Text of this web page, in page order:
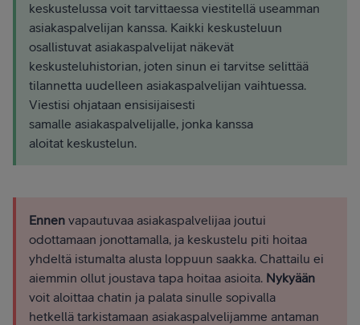
keskustelussa voit tarvittaessa viestitellä useamman
asiakaspalvelijan kanssa. Kaikki keskusteluun
osallistuvat asiakaspalvelijat näkevät
keskusteluhistorian, joten sinun ei tarvitse selittää
tilannetta uudelleen asiakaspalvelijan vaihtuessa.
Viestisi ohjataan ensisijaisesti
samalle asiakaspalvelijalle, jonka kanssa
aloitat keskustelun.
Ennen vapautuvaa asiakaspalvelijaa joutui
odottamaan jonottamalla, ja keskustelu piti hoitaa
yhdeltä istumalta alusta loppuun saakka. Chattailu ei
aiemmin ollut joustava tapa hoitaa asioita. Nykyään
voit aloittaa chatin ja palata sinulle sopivalla
hetkellä tarkistamaan asiakaspalvelijamme antaman